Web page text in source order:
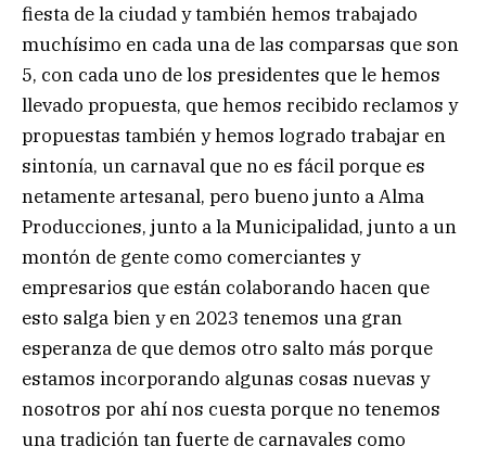
fiesta de la ciudad y también hemos trabajado
muchísimo en cada una de las comparsas que son
5, con cada uno de los presidentes que le hemos
llevado propuesta, que hemos recibido reclamos y
propuestas también y hemos logrado trabajar en
sintonía, un carnaval que no es fácil porque es
netamente artesanal, pero bueno junto a Alma
Producciones, junto a la Municipalidad, junto a un
montón de gente como comerciantes y
empresarios que están colaborando hacen que
esto salga bien y en 2023 tenemos una gran
esperanza de que demos otro salto más porque
estamos incorporando algunas cosas nuevas y
nosotros por ahí nos cuesta porque no tenemos
una tradición tan fuerte de carnavales como